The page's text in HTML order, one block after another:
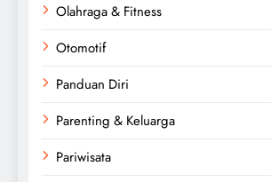
Olahraga & Fitness
Otomotif
Panduan Diri
Parenting & Keluarga
Pariwisata